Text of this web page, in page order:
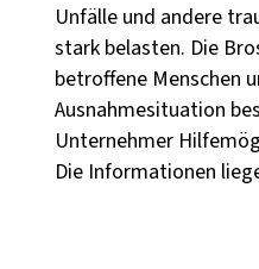
Unfälle und andere
stark belasten. Die
betroffene Menschen
Ausnahmesituation
Unternehmer
Die Informationen